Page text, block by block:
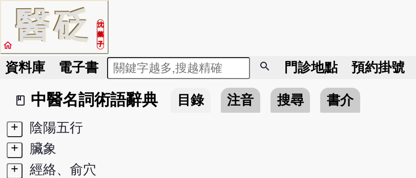
醫砭
沈
藥
子
home
資料庫 電子書 search 門診地點 預約掛號
book_2
中醫名詞術語辭典 目錄 注音 搜尋
書介
+
陰陽五行
+
臟象
+
經絡、俞穴